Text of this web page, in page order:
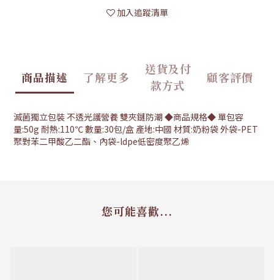
加入追蹤清單
商品描述 了解更多
送貨及付
款方式
顧客評價
滅菌獨立包裝 不透光護營養 雙夾鏈防潮 ◆商品規格◆ 單包容
量:50g 耐熱:110℃ 數量:30包/盒 產地:中國 材質:奶粉袋 外袋-PET
聚對苯二甲酸乙二酯、內袋-ldpe低密度聚乙烯
您可能喜歡...